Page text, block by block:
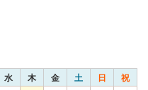
水 木 金 土 日 祝